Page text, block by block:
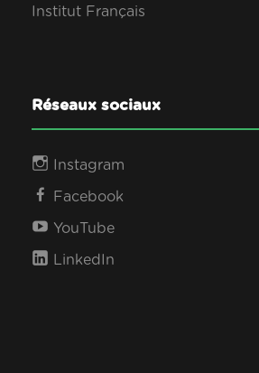
Institut Français
Réseaux sociaux
Instagram
Facebook
YouTube
LinkedIn